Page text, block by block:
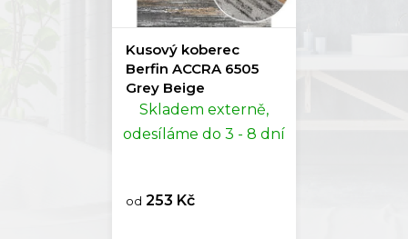
Kusový koberec
Berfin ACCRA 6505
Grey Beige
Skladem externě,
odesíláme do 3 - 8 dní
od 253 Kč